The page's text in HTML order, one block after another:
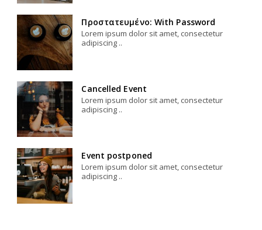
Πρoστατευμένο: With Password
Lorem ipsum dolor sit amet, consectetur
adipiscing ..
Cancelled Event
Lorem ipsum dolor sit amet, consectetur
adipiscing ..
Event postponed
Lorem ipsum dolor sit amet, consectetur
adipiscing ..